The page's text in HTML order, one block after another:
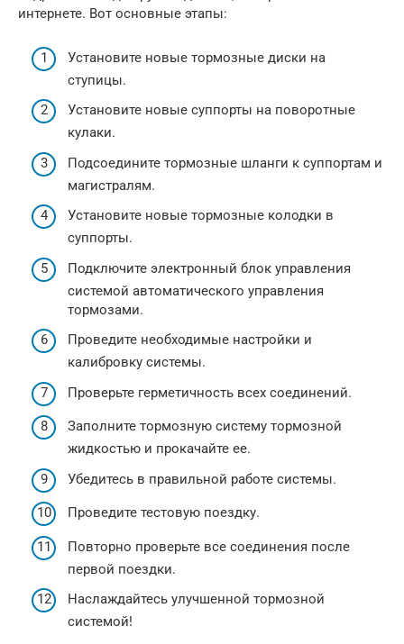
интернете. Вот основные этапы:
Установите новые тормозные диски на
ступицы.
Установите новые суппорты на поворотные
кулаки.
Подсоедините тормозные шланги к суппортам и
магистралям.
Установите новые тормозные колодки в
суппорты.
Подключите электронный блок управления
системой автоматического управления
тормозами.
Проведите необходимые настройки и
калибровку системы.
Проверьте герметичность всех соединений.
Заполните тормозную систему тормозной
жидкостью и прокачайте ее.
Убедитесь в правильной работе системы.
Проведите тестовую поездку.
Повторно проверьте все соединения после
первой поездки.
Наслаждайтесь улучшенной тормозной
системой!